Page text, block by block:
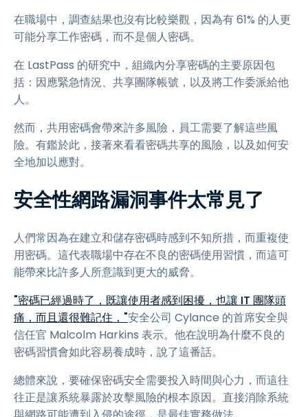
在職場中，調查結果也沒有比較樂觀，因為有 61% 的人更
可能分享工作密碼，而不是個人密碼。
在 LastPass 的研究中，組織內分享密碼的主要原因包
括：因應緊急情況、共享團隊帳號，以及將工作委派給他
人。
然而，共用密碼會帶來許多風險，員工需要了解這些風
險。有鑑於此，接著來看看密碼共享的風險，以及如何安
全地加以應對。
安全性網路漏洞事件太常見了
人們常因為在建立和儲存密碼時感到不知所措，而重複使
用密碼。這代表職場中存在不良的密碼使用習慣，而這可
能帶來比許多人所意識到更大的威脅。
"密碼已經過時了，既讓使用者感到困擾，也讓 IT 團隊頭
痛，而且還很難記住，"安全公司 Cylance 的首席安全與
信任官 Malcolm Harkins 表示。他在說明為什麼不良的
密碼習慣會如此容易養成時，說了這番話。
總體來說，要確保密碼安全需要投入時間與心力，而這往
往正是讓系統暴露於攻擊風險的根本原因。直接消除系統